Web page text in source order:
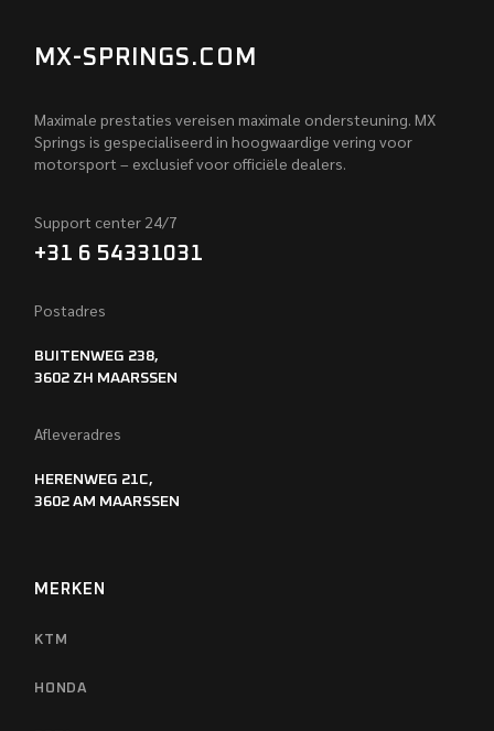
MX-SPRINGS.COM
Maximale prestaties vereisen maximale ondersteuning. MX
Springs is gespecialiseerd in hoogwaardige vering voor
motorsport – exclusief voor officiële dealers.
Support center 24/7
+31 6 54331031
Postadres
BUITENWEG 238,
3602 ZH MAARSSEN
Afleveradres
HERENWEG 21C,
3602 AM MAARSSEN
MERKEN
KTM
HONDA